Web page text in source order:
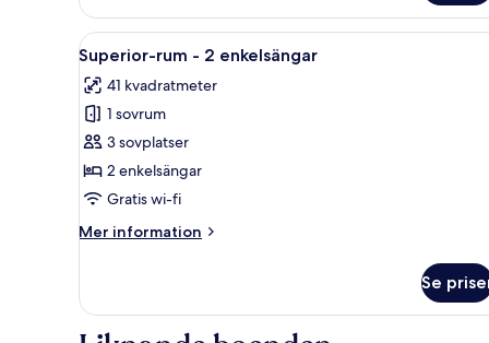
Guest
Room
Öppna
alla
foton
för
Superior-
rum
-
enkelsängar
Ett modernt hotellrum med
6
Superior-rum - 2 enkelsängar
41 kvadratmeter
1 sovrum
3 sovplatser
2 enkelsängar
Gratis wi-fi
Mer information
Mer
rum
Se